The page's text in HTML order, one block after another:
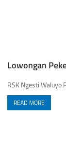
Lowongan
RSK Ngesti Waluyo
READ MORE